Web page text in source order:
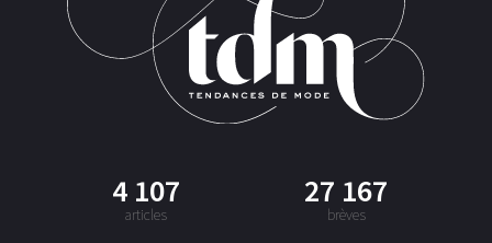
4 107
articles
27 167
brèves